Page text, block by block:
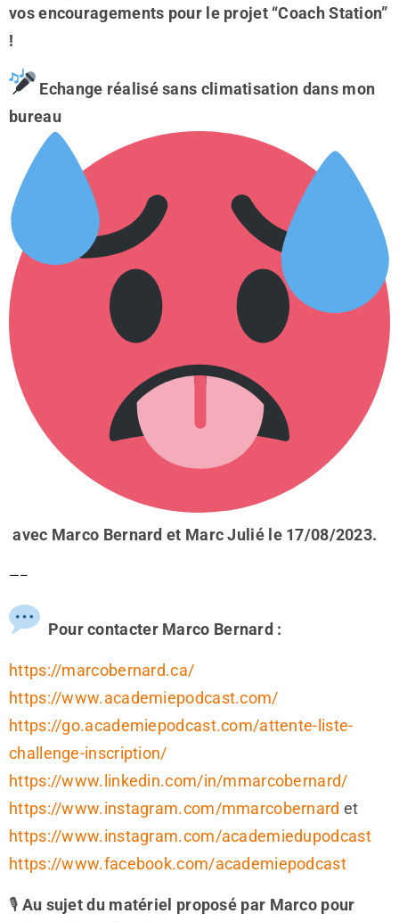
vos encouragements pour le projet “Coach Station”
!
Echange réalisé sans climatisation dans mon
bureau
avec Marco Bernard et Marc Julié le 17/08/2023.
—–
Pour contacter Marco Bernard :
https://marcobernard.ca/
https://www.academiepodcast.com/
https://go.academiepodcast.com/attente-liste-
challenge-inscription/
https://www.linkedin.com/in/mmarcobernard/
https://www.instagram.com/mmarcobernard et
https://www.instagram.com/academiedupodcast
https://www.facebook.com/academiepodcast
🎙️ Au sujet du matériel proposé par Marco pour